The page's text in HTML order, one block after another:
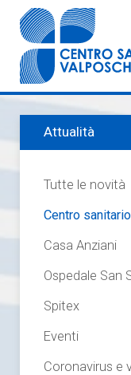
Attualità
Tutte le novità
Centro
Casa Anziani
Ospedale San
Spitex
Eventi
Coronavirus e